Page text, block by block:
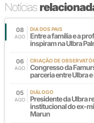
Notícias
08
AGO
DIA DOS PAIS
Entre a família e a
inspiram na Ulbra
06
AGO
CRIAÇÃO DE
Congresso da
parceria entre Ulbra
05
AGO
DIÁLOGO
Presidente da Ulbra
institucional do ex-
Marun